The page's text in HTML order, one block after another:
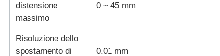
distensione
massimo
0 ~ 45 mm
Risoluzione dello
spostamento di
0.01 mm